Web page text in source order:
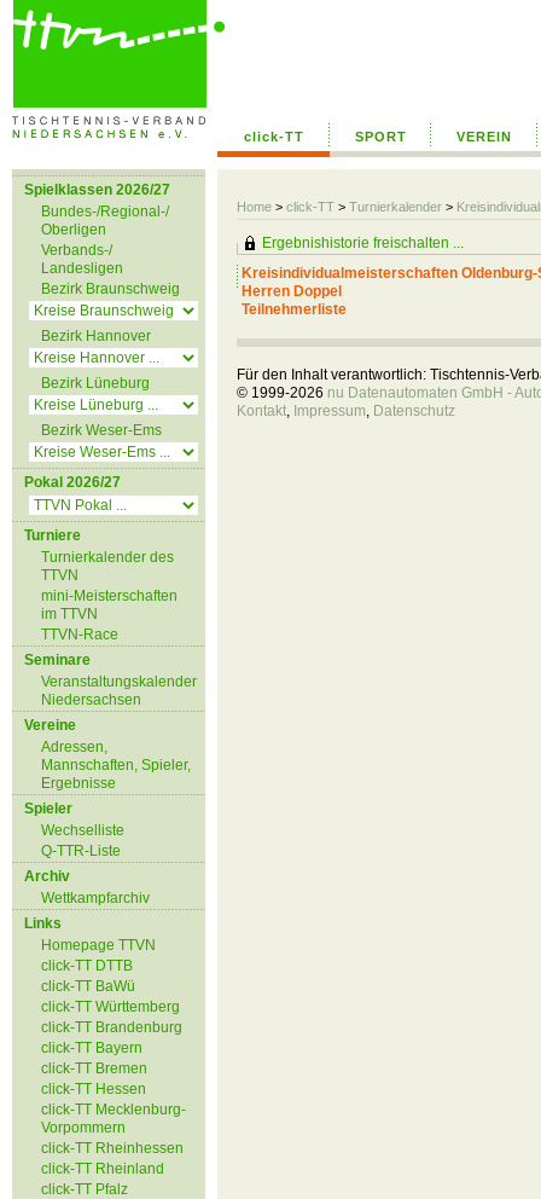
click-TT SPORT VEREIN
Home > click-TT > Turnierkalender >
Spielklassen 2026/27
Bundes-/Regional-/
Oberligen
Verbands-/
Landesligen
Bezirk Braunschweig
Bezirk Hannover
Bezirk Lüneburg
Bezirk Weser-Ems
Pokal 2026/27
Turniere
Turnierkalender des
TTVN
mini-Meisterschaften
im TTVN
TTVN-Race
Seminare
Veranstaltungskalender
Niedersachsen
Vereine
Adressen,
Mannschaften, Spieler,
Ergebnisse
Spieler
Wechselliste
Q-TTR-Liste
Archiv
Wettkampfarchiv
Links
Homepage TTVN
click-TT DTTB
click-TT BaWü
click-TT Württemberg
click-TT Brandenburg
click-TT Bayern
click-TT Bremen
click-TT Hessen
click-TT Mecklenburg-
Vorpommern
click-TT Rheinhessen
click-TT Rheinland
click-TT Pfalz
Ergebnishistorie freischalten ...
Kreisindividualmeisterschaften Oldenburg-
Herren Doppel
Teilnehmerliste
Für den Inhalt verantwortlich: Tischtennis-
© 1999-2026 nu Datenautomaten GmbH -
Kontakt, Impressum, Datenschutz